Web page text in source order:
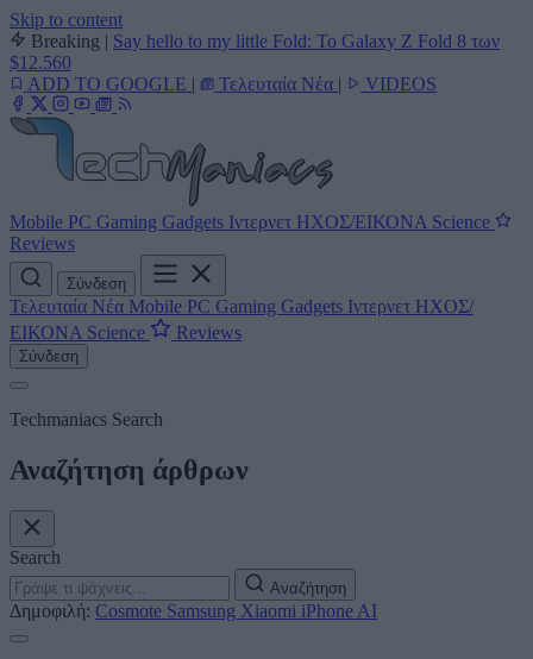
Skip to content
Breaking | Say hello to my little Fold: Το Galaxy Z Fold 8 των
$12.560
ADD TO GOOGLE | Τελευταία Νέα | VIDEOS
Mobile PC Gaming Gadgets Ιντερνετ ΗΧΟΣ/ΕΙΚΟΝΑ Science
Reviews
Σύνδεση
Τελευταία Νέα Mobile PC Gaming Gadgets Ιντερνετ ΗΧΟΣ/
ΕΙΚΟΝΑ Science Reviews
Σύνδεση
Techmaniacs Search
Αναζήτηση άρθρων
Search
Αναζήτηση
Δημοφιλή: Cosmote Samsung Xiaomi iPhone AI